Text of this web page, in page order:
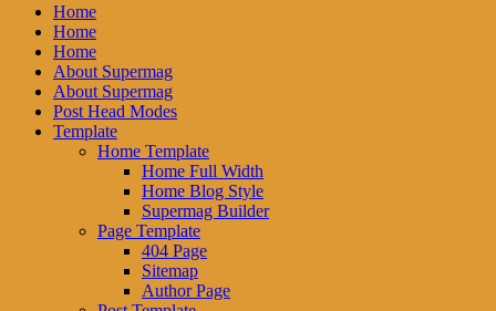
Home
Home
Home
About Supermag
About Supermag
Post Head Modes
Template
Home Template
Home Full Width
Home Blog Style
Supermag Builder
Page Template
404 Page
Sitemap
Author Page